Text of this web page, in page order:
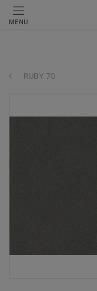
MENU
RUBY 70